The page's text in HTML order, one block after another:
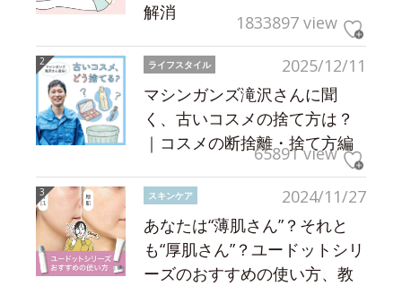
解消
1833897 view
2025/12/11
ライフスタイル
マシンガンズ滝沢さんに聞
く、古いコスメの捨て方は？
｜コスメの断捨離・捨て方編
65891 view
2024/11/27
スキンケア
あなたは“薄肌さん”？それと
も“厚肌さん”？ユードットシリ
ーズのおすすめの使い方、教